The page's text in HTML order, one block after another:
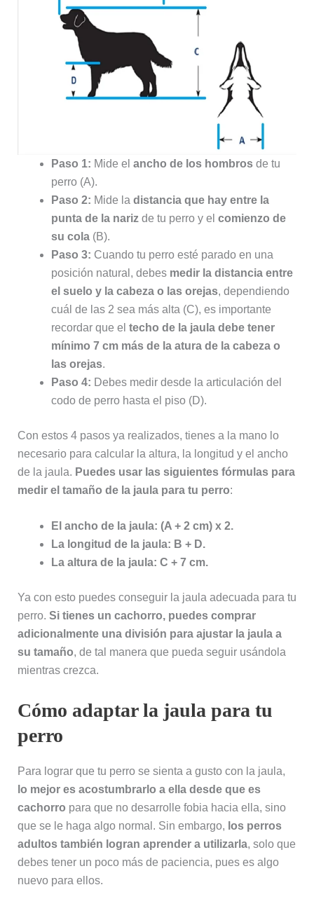
Paso 1: Mide el ancho de los hombrosde tu
perro (A).
Paso 2: Mide la distancia que hay entre la
punta de la narizde tu perro y el comienzo de
su cola(B).
Paso 3: Cuando tu perro esté parado en una
posición natural, debes medir la distancia entre
el suelo y la cabeza o las orejas, dependiendo
cuál de las 2 sea más alta (C), es importante
recordar que el techo de la jaula debe tener
mínimo 7 cm más de la atura de la cabeza o
las orejas.
Paso 4: Debes medir desde la articulación del
codo de perro hasta el piso (D).
Con estos 4 pasos ya realizados, tienes a la mano lo
necesario para calcular la altura, la longitud y el ancho
de la jaula. Puedes usar las siguientes fórmulas para
medir el tamaño de la jaula para tu perro:
El ancho de la jaula: (A + 2 cm) x 2.
La longitud de la jaula: B + D.
La altura de la jaula: C + 7 cm.
Ya con esto puedes conseguir la jaula adecuada para tu
perro. Si tienes un cachorro, puedes comprar
adicionalmente una división para ajustar la jaula a
su tamaño, de tal manera que pueda seguir usándola
mientras crezca.
Cómo adaptar la jaula para tu
perro
Para lograr que tu perro se sienta a gusto con la jaula,
lo mejor es acostumbrarlo a ella desde que es
cachorro para que no desarrolle fobia hacia ella, sino
que se le haga algo normal. Sin embargo, los perros
adultos también logran aprender a utilizarla, solo que
debes tener un poco más de paciencia, pues es algo
nuevo para ellos.